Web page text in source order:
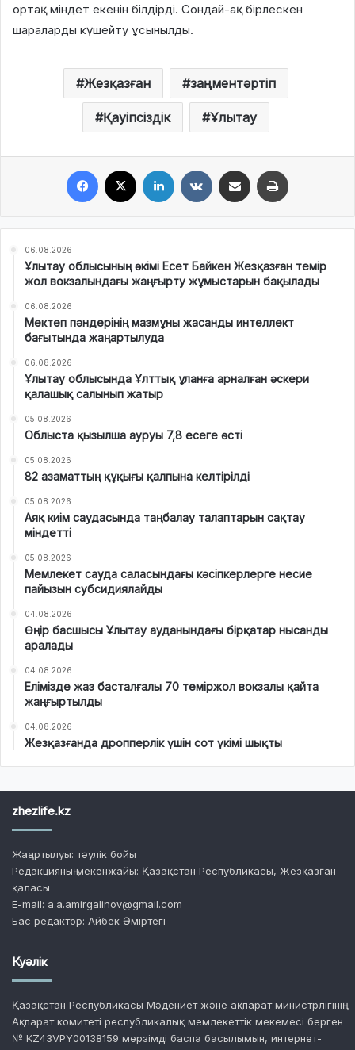
ортақ міндет екенін білдірді. Сондай-ақ бірлескен
шараларды күшейту ұсынылды.
Жезқазған заңментәртіп
Қауіпсіздік Ұлытау
06.08.2026
Ұлытау облысының әкімі Есет Байкен Жезқазған темір
жол вокзалындағы жаңғырту жұмыстарын бақылады
06.08.2026
Мектеп пәндерінің мазмұны жасанды интеллект
бағытында жаңартылуда
06.08.2026
Ұлытау облысында Ұлттық ұланға арналған әскери
қалашық салынып жатыр
05.08.2026
Облыста қызылша ауруы 7,8 есеге өсті
05.08.2026
82 азаматтың құқығы қалпына келтірілді
05.08.2026
Аяқ киім саудасында таңбалау талаптарын сақтау
міндетті
05.08.2026
Мемлекет сауда саласындағы кәсіпкерлерге несие
пайызын субсидиялайды
04.08.2026
Өңір басшысы Ұлытау ауданындағы бірқатар нысанды
аралады
04.08.2026
Елімізде жаз басталғалы 70 теміржол вокзалы қайта
жаңғыртылды
04.08.2026
Жезқазғанда дропперлік үшін сот үкімі шықты
zhezlife.kz
Жаңартылуы: тәулік бойы
Редакцияның мекенжайы: Қазақстан Республикасы, Жезқазған
қаласы
E-mail: a.a.amirgalinov@gmail.com
Бас редактор: Айбек Әміртегі
Куәлік
Қазақстан Республикасы Мәдениет және ақпарат министрлігінің
Ақпарат комитеті республикалық мемлекеттік мекемесі берген
№ KZ43VPY00138159 мерзімді баспа басылымын, интернет-